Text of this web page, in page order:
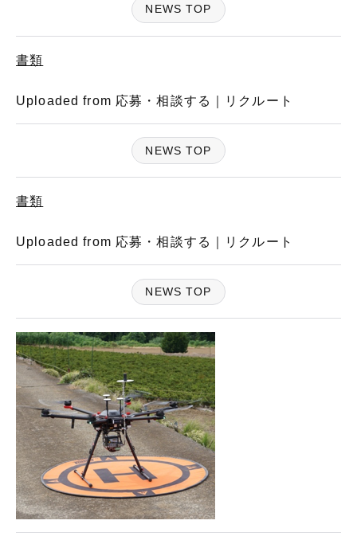
NEWS TOP
書類
Uploaded from 応募・相談する｜リクルート
NEWS TOP
書類
Uploaded from 応募・相談する｜リクルート
NEWS TOP